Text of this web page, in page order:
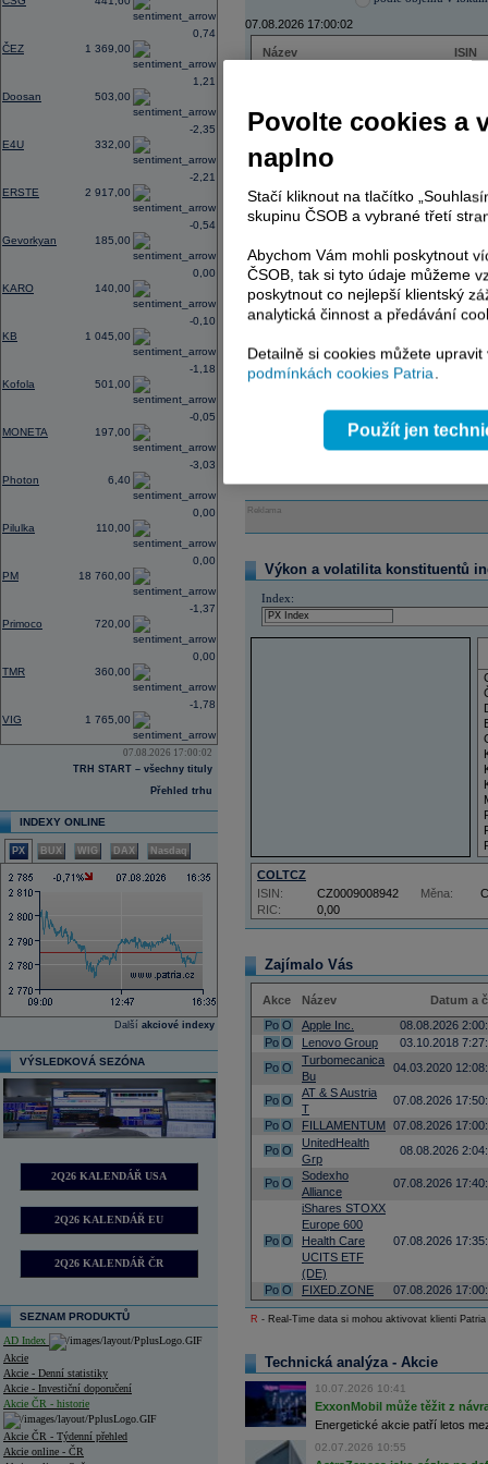
ČEZ 1 369,00
0,74
Doosan 503,00
1,21
E4U 332,00
-2,35
ERSTE 2 917,00
-2,21
Gevorkyan 185,00
-0,54
KARO 140,00
0,00
KB 1 045,00
-0,10
Kofola 501,00
-1,18
MONETA 197,00
-0,05
Photon 6,40
-3,03
Pilulka 110,00
0,00
PM 18 760,00
0,00
Primoco 720,00
-1,37
TMR 360,00
0,00
VIG 1 765,00
-1,78
07.08.2026 17:00:02
TRH START – všechny tituly
Přehled trhu
INDEXY ONLINE
PX BUX WIG DAX Nasdaq
Další akciové indexy
VÝSLEDKOVÁ SEZÓNA
2Q26 KALENDÁŘ USA
2Q26 KALENDÁŘ EU
2Q26 KALENDÁŘ ČR
SEZNAM PRODUKTŮ
AD Index
Akcie
Akcie - Denní statistiky
Akcie - Investiční doporučení
Akcie ČR - historie
Akcie ČR - Týdenní přehled
Akcie online - ČR
07.08.2026 17:00:02
Název
ISIN
ERSTE BANK
TMR
AD index - vývoj
Region
Reklama
Výkon a volatilita konstituentů
Index:
COLTCZ
RIC: 0,00
ISIN: CZ0009008942 Měna:
Zajímalo Vás
Akce Název
Datum a
Po O Apple Inc.
08.08.2026
Po O Lenovo Group
03.10.2018
Po O
Turbomecanica
Bu
04.03.2020
Po O
AT & S Austria
T
07.08.2026
Po O FILLAMENTUM 07.08.2026
Po O
UnitedHealth
Grp
08.08.2026
Po O
Sodexho
Alliance
07.08.2026
Po O
iShares STOXX
Europe 600
Health Care
UCITS ETF
(DE)
07.08.2026
Po O FIXED.ZONE 07.08.2026
R - Real-Time data si mohou aktivovat klienti
Technická analýza - Akcie
10.07.2026 10:41
ExxonMobil může těžit z
Energetické akcie patří letos
02.07.2026 10:55
Povolte cookies a
naplno
Stačí kliknout na tlačítko
skupinu ČSOB a vybrané třetí
Abychom Vám mohli poskytnout
ČSOB, tak si tyto údaje můžeme
poskytnout co nejlepší klientský
analytická činnost a předávání
Detailně si cookies můžete
podmínkách cookies Patria.
Použít jen